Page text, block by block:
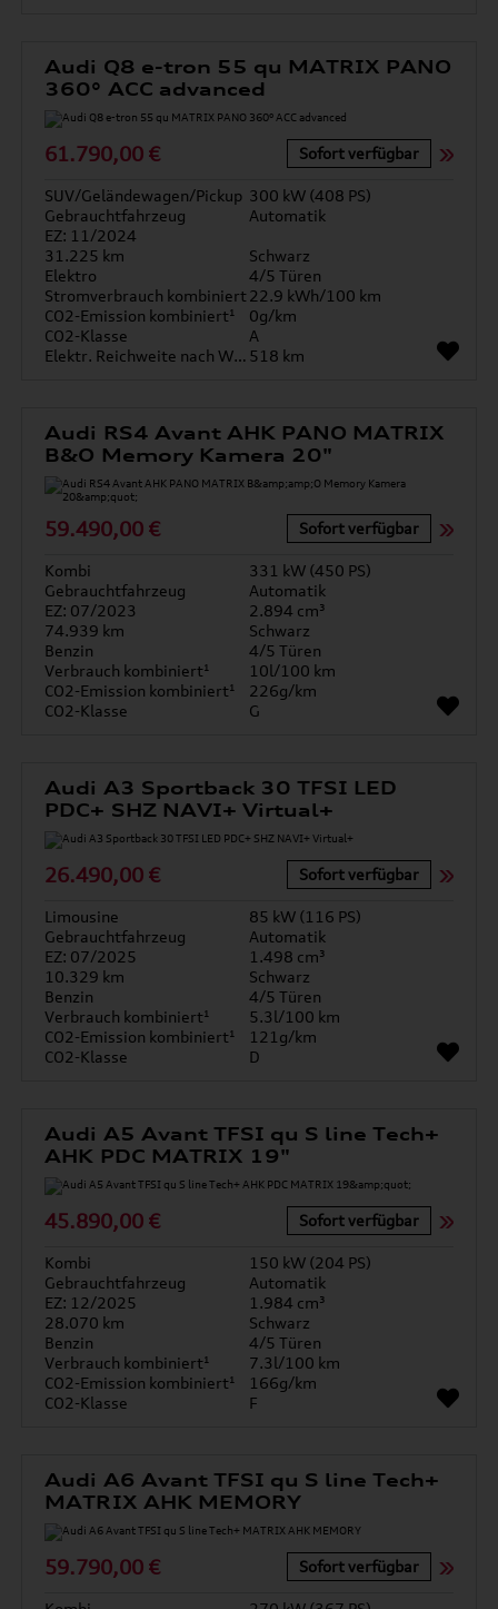
Audi Q8 e-tron 55 qu MATRIX PANO
360° ACC advanced
61.790,00 € Sofort verfügbar
SUV/Geländewagen/Pickup 300 kW (408 PS)
Gebrauchtfahrzeug
Automatik
EZ: 11/2024
31.225 km
Schwarz
Elektro
4/5 Türen
Stromverbrauch kombiniert22.9 kWh/100 km
CO2-Emission kombiniert¹
0g/km
CO2-Klasse
A
Elektr. Reichweite nach WLTP* 518 km
Audi RS4 Avant AHK PANO MATRIX
B&O Memory Kamera 20"
59.490,00 € Sofort verfügbar
Kombi
331 kW (450 PS)
Gebrauchtfahrzeug
Automatik
EZ: 07/2023
2.894 cm³
74.939 km
Schwarz
Benzin
4/5 Türen
Verbrauch kombiniert¹
10l/100 km
CO2-Emission kombiniert¹
226g/km
CO2-Klasse
G
Audi A3 Sportback 30 TFSI LED
PDC+ SHZ NAVI+ Virtual+
26.490,00 € Sofort verfügbar
Limousine
85 kW (116 PS)
Gebrauchtfahrzeug
Automatik
EZ: 07/2025
1.498 cm³
10.329 km
Schwarz
Benzin
4/5 Türen
Verbrauch kombiniert¹
5.3l/100 km
CO2-Emission kombiniert¹
121g/km
CO2-Klasse
D
Audi A5 Avant TFSI qu S line Tech+
AHK PDC MATRIX 19"
45.890,00 € Sofort verfügbar
Kombi
150 kW (204 PS)
Gebrauchtfahrzeug
Automatik
EZ: 12/2025
1.984 cm³
28.070 km
Schwarz
Benzin
4/5 Türen
Verbrauch kombiniert¹
7.3l/100 km
CO2-Emission kombiniert¹
166g/km
CO2-Klasse
F
Audi A6 Avant TFSI qu S line Tech+
MATRIX AHK MEMORY
59.790,00 € Sofort verfügbar